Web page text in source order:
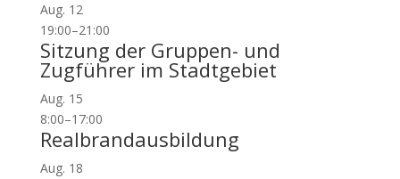
Aug. 12
19:00–21:00
Sitzung der Gruppen- und
Zugführer im Stadtgebiet
Aug. 15
8:00–17:00
Realbrandausbildung
Aug. 18